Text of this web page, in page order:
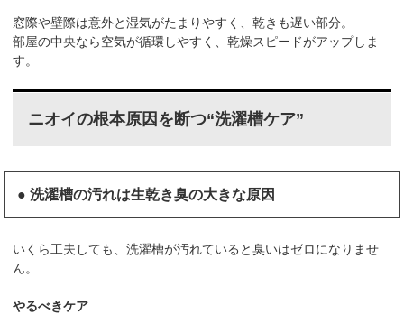
窓際や壁際は意外と湿気がたまりやすく、乾きも遅い部分。
部屋の中央なら空気が循環しやすく、乾燥スピードがアップしま
す。
ニオイの根本原因を断つ“洗濯槽ケア”
● 洗濯槽の汚れは生乾き臭の大きな原因
いくら工夫しても、洗濯槽が汚れていると臭いはゼロになりませ
ん。
やるべきケア